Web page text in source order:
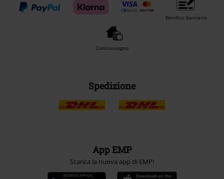
Bonifico bancario
Contrassegno
Spedizione
App EMP
Scarica la nuova app di EMP!